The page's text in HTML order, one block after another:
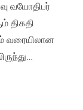
வயோதிபர்
திகதி
வரையிலான